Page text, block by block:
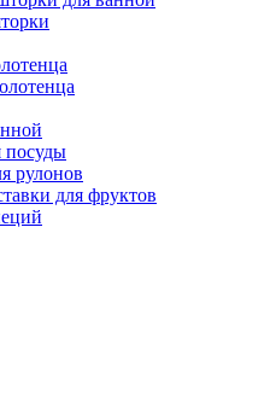
рулонов
для фруктов